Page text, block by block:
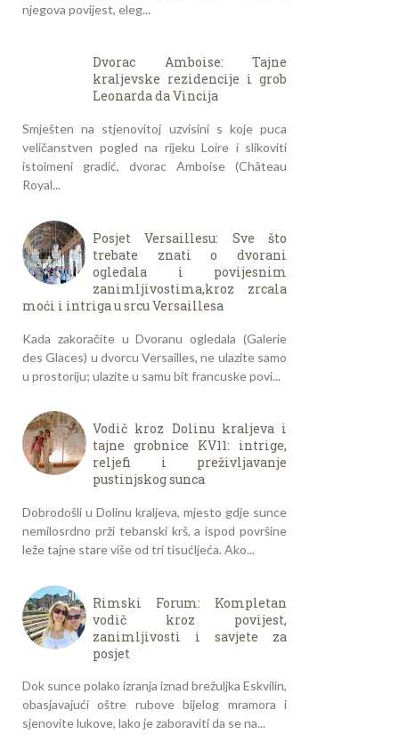
njegova povijest, eleg...
Dvorac Amboise: Tajne
kraljevske rezidencije i grob
Leonarda da Vincija
Smješten na stjenovitoj uzvisini s koje puca
veličanstven pogled na rijeku Loire i slikoviti
istoimeni gradić, dvorac Amboise (Château
Royal...
Posjet Versaillesu: Sve što
trebate znati o dvorani
ogledala i povijesnim
zanimljivostima,kroz zrcala
moći i intriga u srcu Versaillesa
Kada zakoračite u Dvoranu ogledala (Galerie
des Glaces) u dvorcu Versailles, ne ulazite samo
u prostoriju; ulazite u samu bit francuske povi...
Vodič kroz Dolinu kraljeva i
tajne grobnice KV11: intrige,
reljefi i preživljavanje
pustinjskog sunca
Dobrodošli u Dolinu kraljeva, mjesto gdje sunce
nemilosrdno prži tebanski krš, a ispod površine
leže tajne stare više od tri tisućljeća. Ako...
Rimski Forum: Kompletan
vodič kroz povijest,
zanimljivosti i savjete za
posjet
Dok sunce polako izranja iznad brežuljka Eskvilin,
obasjavajući oštre rubove bijelog mramora i
sjenovite lukove, lako je zaboraviti da se na...